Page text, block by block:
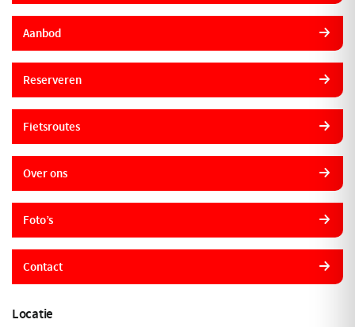
Aanbod
Reserveren
Fietsroutes
Over ons
Foto’s
Contact
Locatie